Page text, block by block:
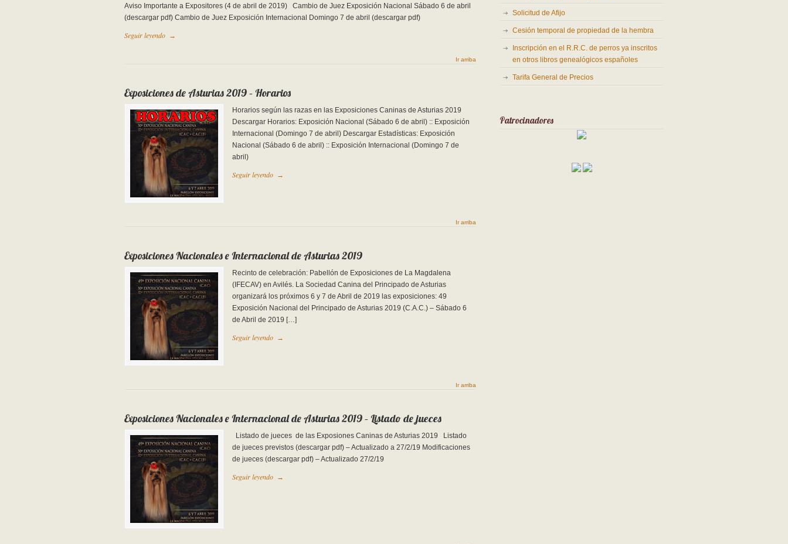
Aviso Importante a Expositores (4 de abril de 2019) Cambio de Juez Exposición Nacional Sábado 6 de abril
(descargar pdf) Cambio de Juez Exposición Internacional Domingo 7 de abril (descargar pdf)
Seguir leyendo →
Ir arriba
Exposiciones de Asturias 2019 – Horarios
Horarios según las razas en las Exposiciones Caninas de Asturias 2019
Descargar Horarios: Exposición Nacional (Sábado 6 de abril) :: Exposición
Internacional (Domingo 7 de abril) Descargar Estadísticas: Exposición
Nacional (Sábado 6 de abril) :: Exposición Internacional (Domingo 7 de
abril)
Seguir leyendo →
Ir arriba
Exposiciones Nacionales e Internacional de Asturias 2019
Recinto de celebración: Pabellón de Exposiciones de La Magdalena
(IFECAV) en Avilés. La Sociedad Canina del Principado de Asturias
organizará los próximos 6 y 7 de Abril de 2019 las exposiciones: 49
Exposición Nacional del Principado de Asturias 2019 (C.A.C.) – Sábado 6
de Abril de 2019 […]
Seguir leyendo →
Ir arriba
Exposiciones Nacionales e Internacional de Asturias 2019 – Listado de jueces
Listado de jueces de las Exposiones Caninas de Asturias 2019 Listado
de jueces previstos (descargar pdf) – Actualizado a 27/2/19 Modificaciones
de jueces (descargar pdf) – Actualizado 27/2/19
Seguir leyendo →
Solicitud de Afijo
Cesión temporal de propiedad de la hembra
Inscripción en el R.R.C. de perros ya inscritos
en otros libros genealógicos españoles
Tarifa General de Precios
Patrocinadores